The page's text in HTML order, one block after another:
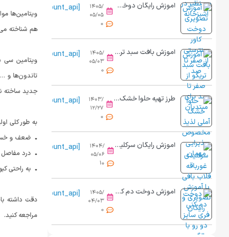
آموزش رایگان دوخت کاور پینترستی با نمد و پارچه در خانه
۱۴۰۵/
۰۵/۰۵
0
[view_count_api]
آموزش بافت سبد تریکو از صفر تا صد برای مبتدیان
۱۴۰۵/
۰۵/۰۳
0
[view_count_api]
طرز تهیه حلوا خشک آملی مرحله به مرحله
۱۴۰۳/
۱۲/۲۷
0
[view_count_api]
آموزش رایگان سرکلیدی غورباقه قلاب بافی
۱۴۰۴/
۰۵/۰۶
10
[view_count_api]
آموزش دوخت دم کنی فری سایز دو رو | از برش تا کش دوزی حرفه ای
۱۴۰۵/
۰۴/۰۳
0
[view_count_api]
هم شناخته
ویتامین سی
جدید ساخته
به طور کلی
• ضعف و
• درد مفاصل
• به راحتی
دقت داشته
مراجعه کنید.